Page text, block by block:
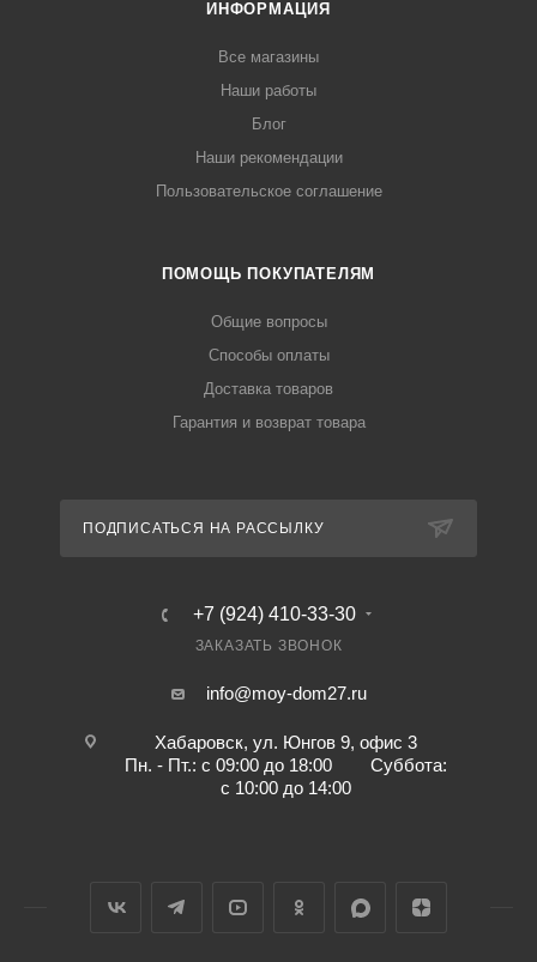
ИНФОРМАЦИЯ
Все магазины
Наши работы
Блог
Наши рекомендации
Пользовательское соглашение
ПОМОЩЬ ПОКУПАТЕЛЯМ
Общие вопросы
Способы оплаты
Доставка товаров
Гарантия и возврат товара
ПОДПИСАТЬСЯ НА РАССЫЛКУ
+7 (924) 410-33-30
ЗАКАЗАТЬ ЗВОНОК
info@moy-dom27.ru
Хабаровск, ул. Юнгов 9, офис 3
Пн. - Пт.: с 09:00 до 18:00 Суббота:
с 10:00 до 14:00